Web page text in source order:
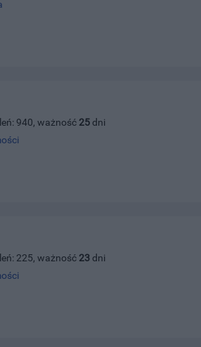
940, ważność 25 dni
225, ważność 23 dni